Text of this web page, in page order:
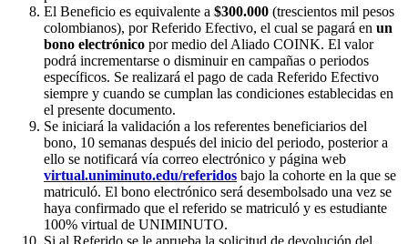
El Beneficio es equivalente a $300.000 (trescientos mil pesos
colombianos), por Referido Efectivo, el cual se pagará en un
bono electrónico por medio del Aliado COINK. El valor
podrá incrementarse o disminuir en campañas o periodos
específicos. Se realizará el pago de cada Referido Efectivo
siempre y cuando se cumplan las condiciones establecidas en
el presente documento.
Se iniciará la validación a los referentes beneficiarios del
bono, 10 semanas después del inicio del periodo, posterior a
ello se notificará vía correo electrónico y página web
virtual.uniminuto.edu/referidos bajo la cohorte en la que se
matriculó. El bono electrónico será desembolsado una vez se
haya confirmado que el referido se matriculó y es estudiante
100% virtual de UNIMINUTO.